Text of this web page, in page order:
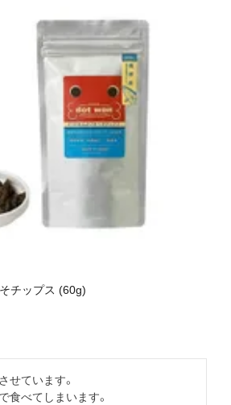
チップス (60g)
せています。
食べてしまいます。